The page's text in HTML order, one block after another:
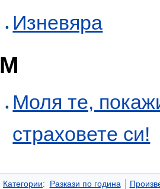
Изневяра
М
Моля те,
страховете си!
Категории: Разкази по година